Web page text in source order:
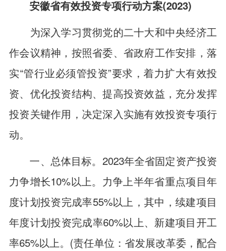
安徽省有效投资专项行动方案(2023)
为深入学习贯彻党的二十大和中央经济工
作会议精神，按照省委、省政府工作安排，落
实“管行业必须管投资”要求，着力扩大有效投
资、优化投资结构、提高投资效益，充分发挥
投资关键作用，决定深入实施有效投资专项行
动。
一、总体目标。2023年全省固定资产投资
力争增长10%以上。力争上半年省重点项目年
度计划投资完成率55%以上，其中，续建项目
年度计划投资完成率60%以上、新建项目开工
率65%以上。(责任单位：省发展改革委，配合